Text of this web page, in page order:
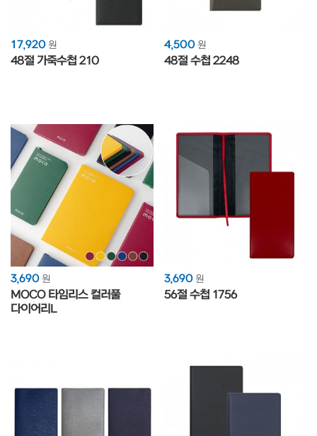
17,920 원
48절 가죽수첩 210
4,500 원
48절 수첩 2248
3,690 원
MOCO 타임리스 컬러풀
다이어리L
3,690 원
56절 수첩 1756